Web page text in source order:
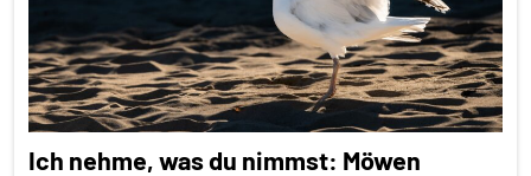
Alle
Tiergruppen
Empfohlene
Artikel
Ich nehme, was du nimmst: Möwen